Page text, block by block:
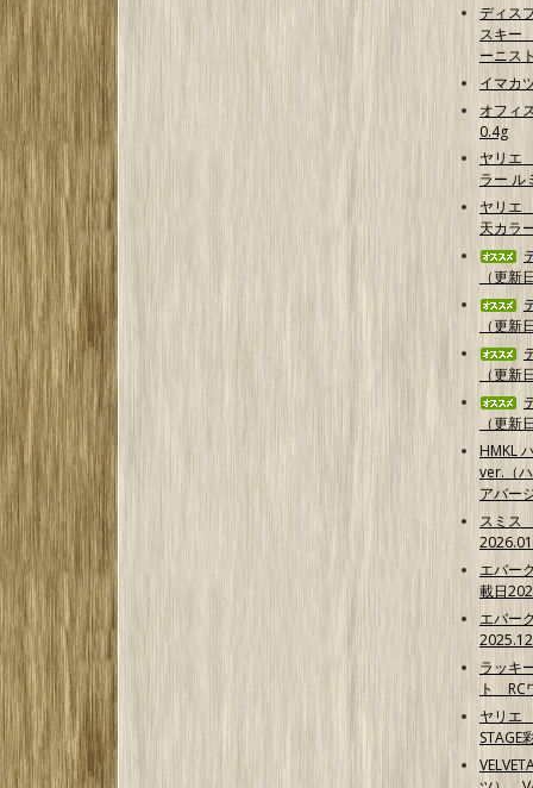
ディス
スキー
ーニス
イマカ
オフィ
0.4g
ヤリエ
ラー ル
ヤリエ
天カラ
（更新
（更新
（更新
（更新
HMKL
ver.（
アバー
スミス
エバー
載日
エバー
ラッキ
ト RC
ヤリエ
STAGE